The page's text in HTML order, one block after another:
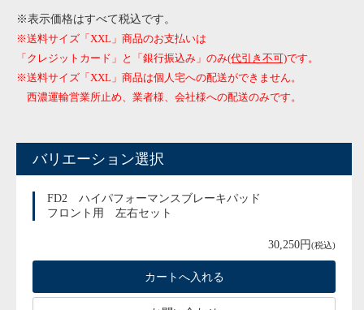
※表示価格はすべて税込です。
※送料サイズ「XXL」商品のお支払いは
「クレジットカード」と「銀行振込み」のみ(代引き不可)です。
※送料サイズ「XXL」商品は個人宅への配送ができません。
西濃運輸営業所止め、業者様、会社様への配送のみです。
バリエーション選択
FD2 ハイパフォーマンスブレーキパッド
フロント用 左右セット
30,250円(税込)